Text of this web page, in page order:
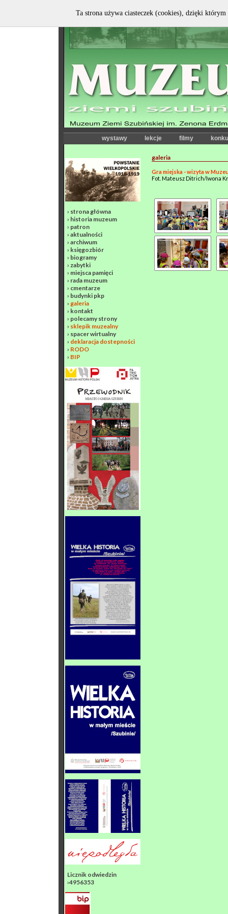
wystawy lekcje filmy
› strona główna
› historia muzeum
› patron
› aktualności
› archiwum
› księgozbiór
› biogramy
› zabytki
› miejsca pamięci
› rada muzeum
› cmentarze
› budynki pkp
› galeria
› kontakt
› polecamy strony
› sklepik muzealny
› spacer wirtualny
› deklaracja dostepności
› RODO
› BIP
Licznik odwiedzin
›4956353
galeria
Gra miejska - wizyta w
Fot. Mateusz Ditrich/Iwona
Ta strona używa ciasteczek (cookies), dzięki